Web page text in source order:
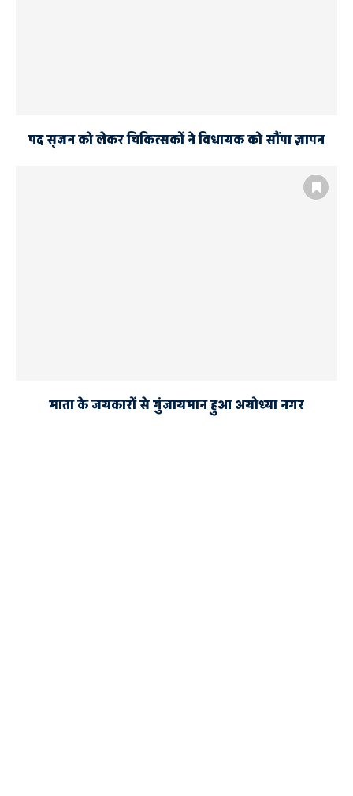
पद सृजन को लेकर चिकित्सकों ने विधायक को सौंपा ज्ञापन
माता के जयकारों से गुंजायमान हुआ अयोध्या नगर